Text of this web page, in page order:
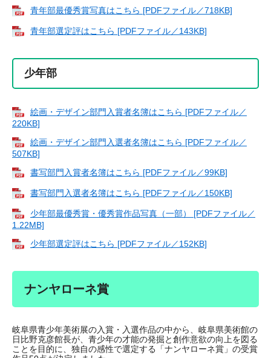
青年部最優秀賞写真はこちら [PDFファイル／718KB]
青年部選定評はこちら [PDFファイル／143KB]
少年部
絵画・デザイン部門入賞者名簿はこちら [PDFファイル／
220KB]
絵画・デザイン部門入選者名簿はこちら [PDFファイル／
507KB]
書写部門入賞者名簿はこちら [PDFファイル／99KB]
書写部門入選者名簿はこちら [PDFファイル／150KB]
少年部最優秀賞・優秀賞作品写真（一部） [PDFファイル／
1.22MB]
少年部選定評はこちら [PDFファイル／152KB]
ナンヤローネ賞
岐阜県青少年美術展の入賞・入選作品の中から、岐阜県美術館の
日比野克彦館長が、青少年の才能の発掘と創作意欲の向上を図る
ことを目的に、独自の感性で選定する「ナンヤローネ賞」の受賞